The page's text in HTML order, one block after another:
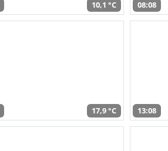
10,1 °C 08:08
17,9 °C 13:08